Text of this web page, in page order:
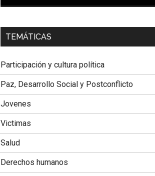
Dra. Carolina Corcho Mejía,
Latinoamericana Sur, Vicepresidenta
TEMÁTICAS
Participación y cultura política
Paz, Desarrollo Social y Postconflicto
Jovenes
Victimas
Salud
Derechos humanos